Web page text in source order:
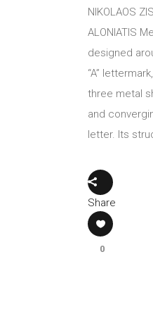
NIKOLAOS
ALONIATIS
designed
“A”
three metal
and
letter. Its
Share
0